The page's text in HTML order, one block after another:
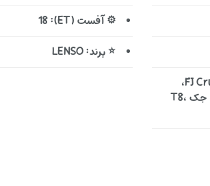
⚙️ آفست (ET): 18
⭐ برند: LENSO
🚙 خودروهای مناسب: تویوتا لندکروزر، پرادو، هایلوکس، فورچونر، FJ Cruiser،
میتسوبیشی پاجرو، نیسان پیکاپ (زوران و ریچ)، فوتون تونلند، آمیکو آسنا، جک T8،